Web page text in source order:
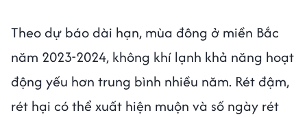
Theo dự báo dài hạn, mùa đông ở miền Bắc
năm 2023-2024, không khí lạnh khả năng hoạt
động yếu hơn trung bình nhiều năm. Rét đậm,
rét hại có thể xuất hiện muộn và số ngày rét